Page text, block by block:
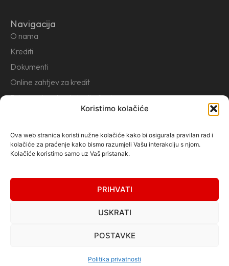
Koristimo kolačiće
Ova web stranica koristi nužne kolačiće kako bi osigurala pravilan rad i
kolačiće za praćenje kako bismo razumjeli Vašu interakciju s njom.
Kolačiće koristimo samo uz Vaš pristanak.
PRIHVATI
USKRATI
POSTAVKE
Politika privatnosti
Navigacija
O nama
Krediti
Dokumenti
Online zahtjev za kredit
Prigovori, pohvale i prijedlozi
Politika privatnosti
Politika kolačića